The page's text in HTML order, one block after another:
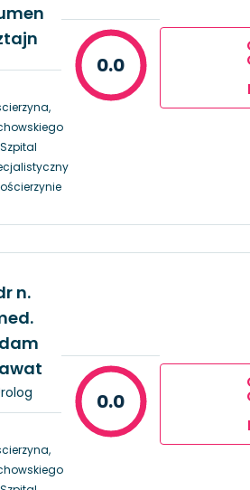
0.0
n.
0.0